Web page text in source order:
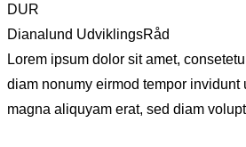
DUR
Dianalund UdviklingsRåd
Lorem ipsum dolor sit amet,
diam nonumy eirmod tempor invidunt
magna aliquyam erat, sed diam